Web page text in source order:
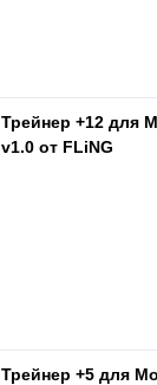
Трейнер +12 для
v1.0 от FLiNG
Трейнер +5 для